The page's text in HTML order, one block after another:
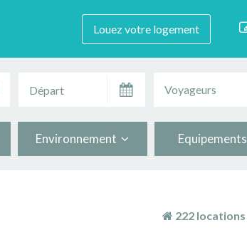
Louez votre logement
Voyageurs
Environnement Equipements
222 locations